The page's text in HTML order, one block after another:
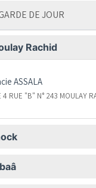
DE JOUR
Rachid
ASSALA
4 RUE "B" N° 243 MOULAY